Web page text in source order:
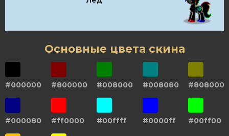
Основные цвета скина
#000000 #800000 #008000 #008080 #808000
#000080 #ff0000 #00ffff #0000ff #00ff00